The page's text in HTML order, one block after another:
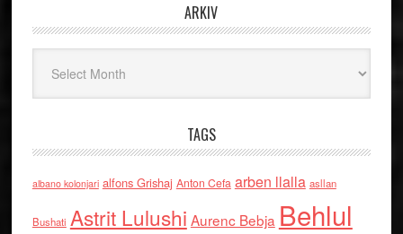
ARKIV
TAGS
albano kolonjari alfons Grishaj Anton Cefa arben llalla asllan
Bushati Astrit Lulushi Aurenc Bebja Behlul